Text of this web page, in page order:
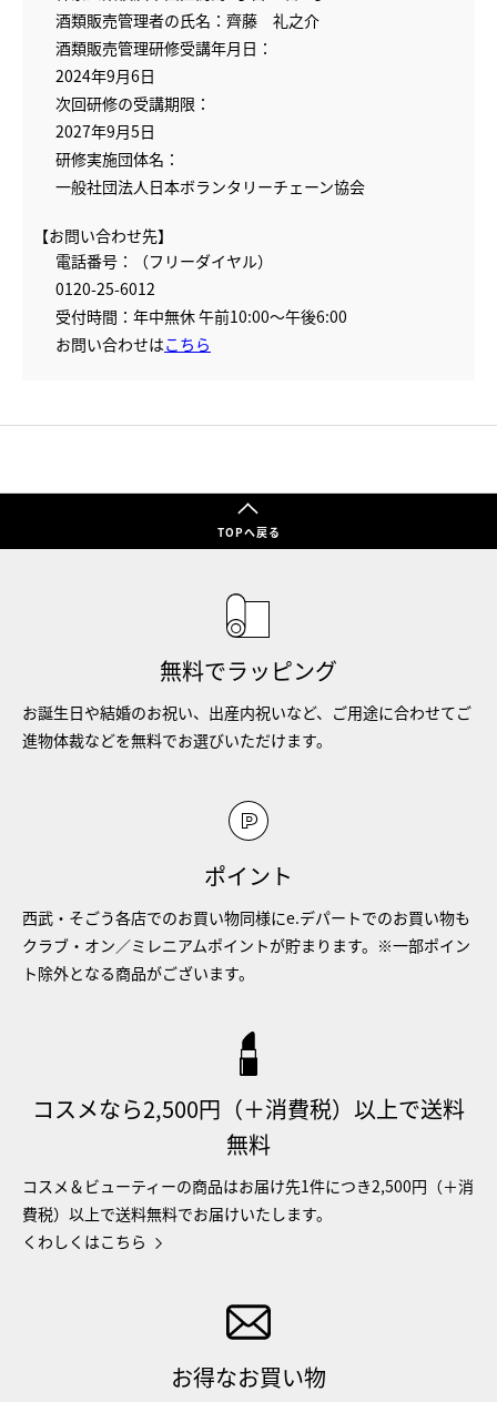
酒類販売管理者の氏名：齊藤 礼之介
酒類販売管理研修受講年月日：
2024年9月6日
次回研修の受講期限：
2027年9月5日
研修実施団体名：
一般社団法人日本ボランタリーチェーン協会
【お問い合わせ先】
電話番号：（フリーダイヤル）
0120-25-6012
受付時間：年中無休 午前10:00～午後6:00
お問い合わせはこちら
TOPへ戻る
無料でラッピング
お誕生日や結婚のお祝い、出産内祝いなど、ご用途に合わせてご
進物体裁などを無料でお選びいただけます。
ポイント
西武・そごう各店でのお買い物同様にe.デパートでのお買い物も
クラブ・オン／ミレニアムポイントが貯まります。※一部ポイン
ト除外となる商品がございます。
コスメなら2,500円（＋消費税）以上で送料
無料
コスメ＆ビューティーの商品はお届け先1件につき2,500円（＋消
費税）以上で送料無料でお届けいたします。
くわしくはこちら
お得なお買い物